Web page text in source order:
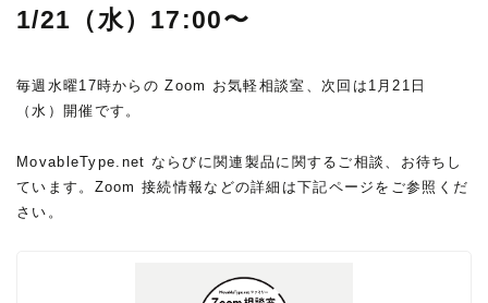
1/21（水）17:00〜
毎週水曜17時からの Zoom お気軽相談室、次回は1月21日
（水）開催です。
MovableType.net ならびに関連製品に関するご相談、お待ちし
ています。Zoom 接続情報などの詳細は下記ページをご参照くだ
さい。